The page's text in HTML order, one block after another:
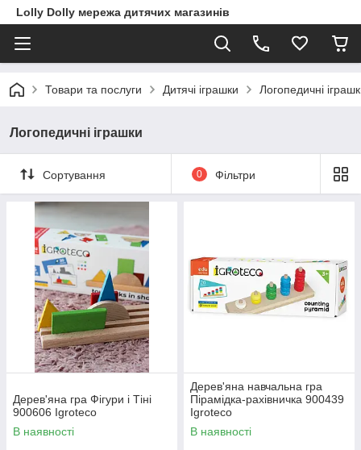
Lolly Dolly мережа дитячих магазинів
Товари та послуги Дитячі іграшки Логопедичні
Логопедичні іграшки
Сортування 0 Фільтри
Дерев'яна гра Фігури і Тіні
900606 Igroteco
В наявності
Дерев'яна навчальна гра
Пірамідка-рахівничка 900439
Igroteco
В наявності